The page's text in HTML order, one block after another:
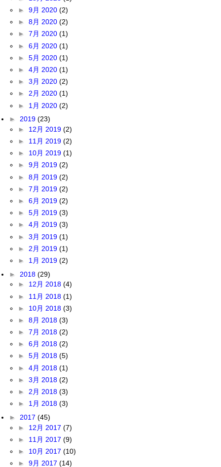
► 9月 2020 (2)
► 8月 2020 (2)
► 7月 2020 (1)
► 6月 2020 (1)
► 5月 2020 (1)
► 4月 2020 (1)
► 3月 2020 (2)
► 2月 2020 (1)
► 1月 2020 (2)
► 2019 (23)
► 12月 2019 (2)
► 11月 2019 (2)
► 10月 2019 (1)
► 9月 2019 (2)
► 8月 2019 (2)
► 7月 2019 (2)
► 6月 2019 (2)
► 5月 2019 (3)
► 4月 2019 (3)
► 3月 2019 (1)
► 2月 2019 (1)
► 1月 2019 (2)
► 2018 (29)
► 12月 2018 (4)
► 11月 2018 (1)
► 10月 2018 (3)
► 8月 2018 (3)
► 7月 2018 (2)
► 6月 2018 (2)
► 5月 2018 (5)
► 4月 2018 (1)
► 3月 2018 (2)
► 2月 2018 (3)
► 1月 2018 (3)
► 2017 (45)
► 12月 2017 (7)
► 11月 2017 (9)
► 10月 2017 (10)
► 9月 2017 (14)